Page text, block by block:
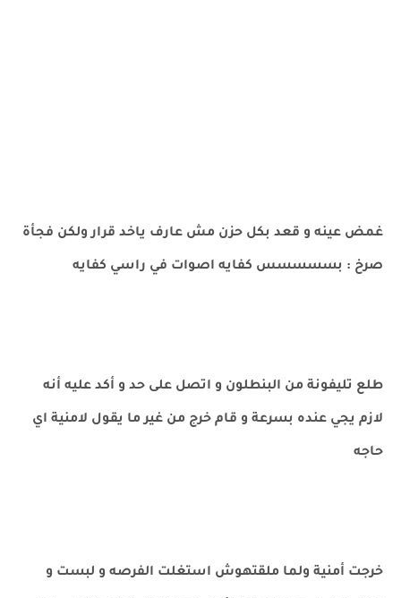
غمض عينه و قعد بكل حزن مش عارف ياخد قرار ولكن فجأة
صرخ : بسسسسس كفايه اصوات في راسي كفايه
طلع تليفونة من البنطلون و اتصل على حد و أكد عليه أنه
لازم يجي عنده بسرعة و قام خرج من غير ما يقول لامنية اي
حاجه
خرجت أمنية ولما ملقتهوش استغلت الفرصه و لبست و